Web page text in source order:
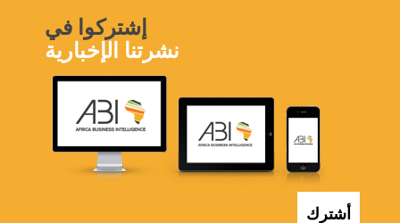
إشتركوا في
نشرتنا الإخبارية
أشترك